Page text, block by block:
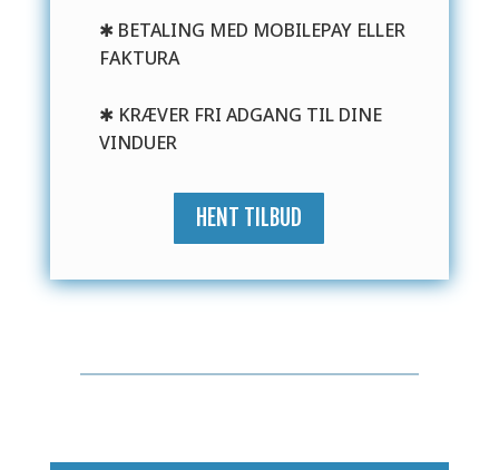
✱ BETALING MED MOBILEPAY ELLER
FAKTURA
✱ KRÆVER FRI ADGANG TIL DINE
VINDUER
HENT TILBUD